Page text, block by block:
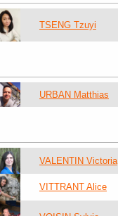
TSENG Tzuyi
URBAN Matthias
VALENTIN Victoria
VITTRANT Alice